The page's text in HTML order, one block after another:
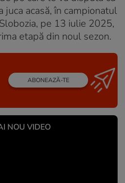
juca acasă, în campionatul
pe 13 iulie 2025,
etapă din noul sezon.
ABONEAZĂ-TE
NOU VIDEO